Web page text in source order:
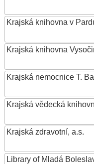
Krajská knihovna v
Krajská knihovna
Krajská nemocnice T.
Krajská vědecká
Krajská zdravotní, a.s.
Library of Mladá